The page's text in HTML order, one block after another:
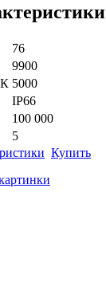
76
9900
К 5000
IP66
100 000
5
Купить